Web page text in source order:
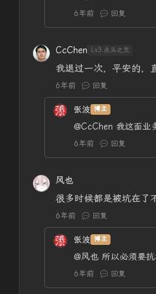
6年前 回复
CcChen Lv3.点头之交
我退过一次，平安的，
6年前 回复
张波 博主
@CcChen 我这面业
6年前 回复
风也
很多时候都是被坑在了
6年前 回复
张波 博主
@风也 所以必须要抗
6年前 回复